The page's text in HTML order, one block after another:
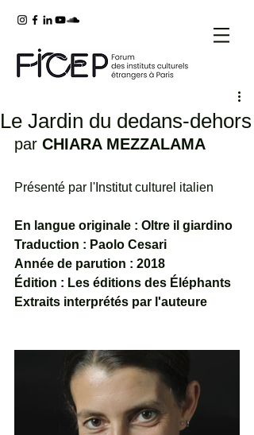
Le Jardin du dedans-dehors
par CHIARA MEZZALAMA
Présenté par l'Institut culturel italien
En langue originale : Oltre il giardino
Traduction : Paolo Cesari
Année de parution : 2018
Édition : Les éditions des Éléphants
Extraits interprétés par l'auteure